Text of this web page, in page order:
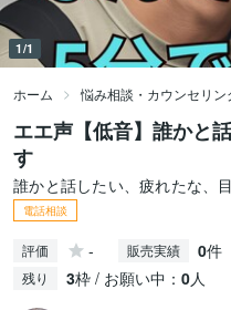
1/1
ホーム 悩み相談・カウンセリン
エエ声【低音】誰かと
す
誰かと話したい、疲れたな、
電話相談
評価 - 販売実績 0件
残り 3枠 / お願い中： 0人